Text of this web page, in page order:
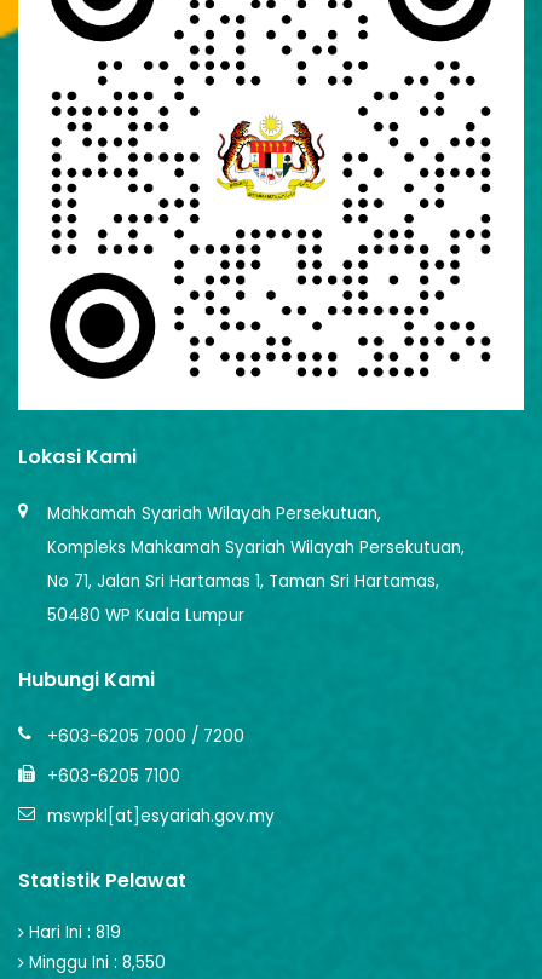
Lokasi Kami
Mahkamah Syariah Wilayah Persekutuan,
Kompleks Mahkamah Syariah Wilayah Persekutuan,
No 71, Jalan Sri Hartamas 1, Taman Sri Hartamas,
50480 WP Kuala Lumpur
Hubungi Kami
+603-6205 7000 / 7200
+603-6205 7100
mswpkl[at]esyariah.gov.my
Statistik Pelawat
Hari Ini : 819
Minggu Ini : 8,550